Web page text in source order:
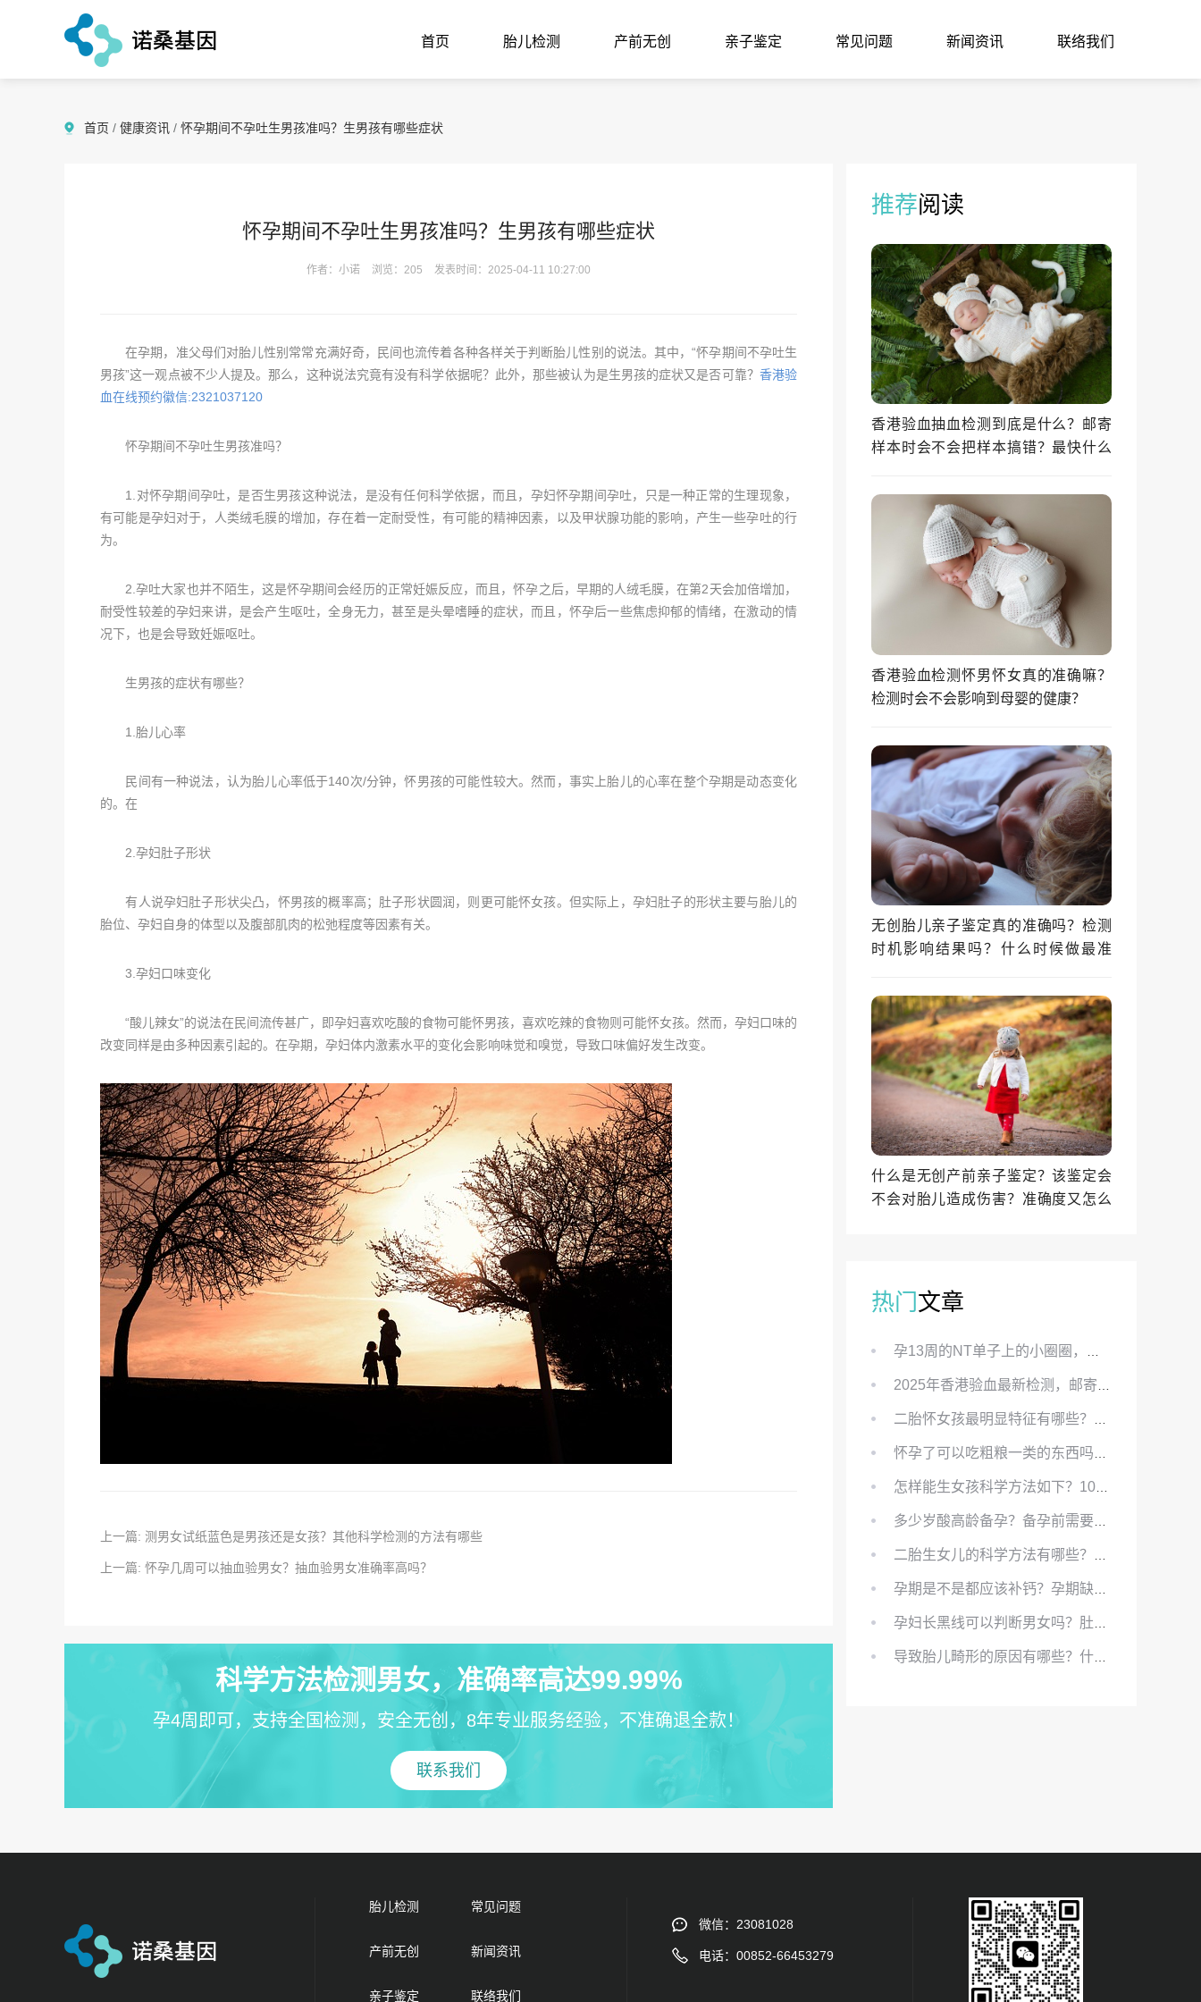
首页 胎儿检测 产前无创 亲子鉴定 常见问题 新闻资讯 联络我们
首页 / 健康资讯 / 怀孕期间不孕吐生男孩准吗？生男孩有哪些症状
怀孕期间不孕吐生男孩准吗？生男孩有哪些症状
作者：小诺 浏览：205 发表时间：2025-04-11 10:27:00
在孕期，准父母们对胎儿性别常常充满好奇，民间也流传着各种各样关于判断胎儿性别的说法。其中，“怀孕期间不孕吐生
男孩”这一观点被不少人提及。那么，这种说法究竟有没有科学依据呢？此外，那些被认为是生男孩的症状又是否可靠？ 香港验
血在线预约徽信:2321037120
怀孕期间不孕吐生男孩准吗？
1.对怀孕期间孕吐，是否生男孩这种说法，是没有任何科学依据，而且，孕妇怀孕期间孕吐，只是一种正常的生理现象，
有可能是孕妇对于，人类绒毛膜的增加，存在着一定耐受性，有可能的精神因素，以及甲状腺功能的影响，产生一些孕吐的行
为。
2.孕吐大家也并不陌生，这是怀孕期间会经历的正常妊娠反应，而且，怀孕之后，早期的人绒毛膜，在第2天会加倍增加，
耐受性较差的孕妇来讲，是会产生呕吐，全身无力，甚至是头晕嗜睡的症状，而且，怀孕后一些焦虑抑郁的情绪，在激动的情
况下，也是会导致妊娠呕吐。
生男孩的症状有哪些？
1.胎儿心率
民间有一种说法，认为胎儿心率低于140次/分钟，怀男孩的可能性较大。然而，事实上胎儿的心率在整个孕期是动态变化
的。在
2.孕妇肚子形状
有人说孕妇肚子形状尖凸，怀男孩的概率高；肚子形状圆润，则更可能怀女孩。但实际上，孕妇肚子的形状主要与胎儿的
胎位、孕妇自身的体型以及腹部肌肉的松弛程度等因素有关。
3.孕妇口味变化
“酸儿辣女”的说法在民间流传甚广，即孕妇喜欢吃酸的食物可能怀男孩，喜欢吃辣的食物则可能怀女孩。然而，孕妇口味的
改变同样是由多种因素引起的。在孕期，孕妇体内激素水平的变化会影响味觉和嗅觉，导致口味偏好发生改变。
上一篇: 测男女试纸蓝色是男孩还是女孩？其他科学检测的方法有哪些
上一篇: 怀孕几周可以抽血验男女？抽血验男女准确率高吗？
科学方法检测男女，准确率高达99.99%
孕4周即可，支持全国检测，安全无创，8年专业服务经验，不准确退全款！
联系我们
推荐阅读
香港验血抽血检测到底是什么？邮寄
样本时会不会把样本搞错？最快什么
香港验血检测怀男怀女真的准确嘛？
检测时会不会影响到母婴的健康？
无创胎儿亲子鉴定真的准确吗？检测
时机影响结果吗？什么时候做最准
什么是无创产前亲子鉴定？该鉴定会
不会对胎儿造成伤害？准确度又怎么
热门文章
胎儿检测 常见问题
产前无创 新闻资讯
亲子鉴定 联络我们
微信：23081028
电话：00852-66453279